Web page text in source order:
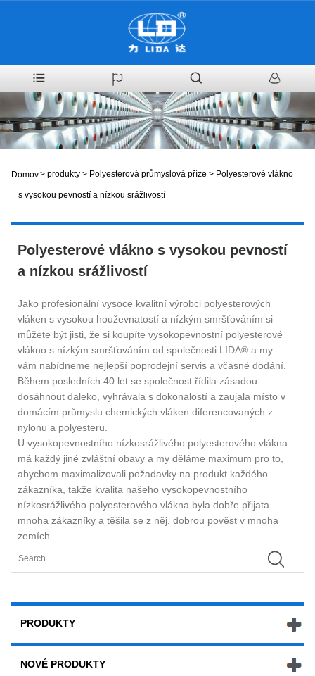
Domov> produkty > Polyesterová průmyslová příze > Polyesterové vlákno
s vysokou pevností a nízkou srážlivostí
Polyesterové vlákno s vysokou pevností
a nízkou srážlivostí
Jako profesionální vysoce kvalitní výrobci polyesterových
vláken s vysokou houževnatostí a nízkým smršťováním si
můžete být jisti, že si koupíte vysokopevnostní polyesterové
vlákno s nízkým smršťováním od společnosti LIDA® a my
vám nabídneme nejlepší poprodejní servis a včasné dodání.
Během posledních 40 let se společnost řídila zásadou
dosáhnout daleko, vyhrávala s dokonalostí a zaujala místo v
domácím průmyslu chemických vláken diferencovaných z
nylonu a polyesteru.
U vysokopevnostního nízkosrážlivého polyesterového vlákna
má každý jiné zvláštní obavy a my děláme maximum pro to,
abychom maximalizovali požadavky na produkt každého
zákazníka, takže kvalita našeho vysokopevnostního
nízkosrážlivého polyesterového vlákna byla dobře přijata
mnoha zákazníky a těšila se z něj. dobrou pověst v mnoha
zemích.
PRODUKTY
NOVÉ PRODUKTY